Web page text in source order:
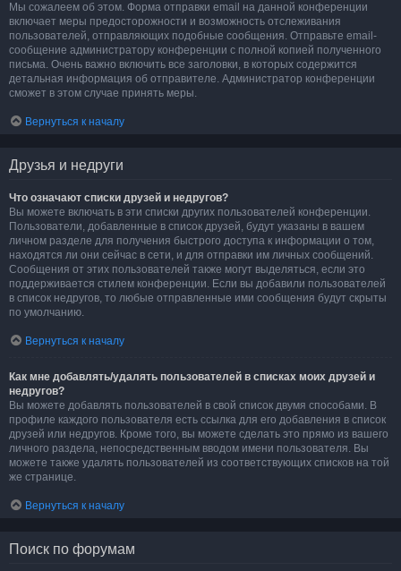
Мы сожалеем об этом. Форма отправки email на данной конференции
включает меры предосторожности и возможность отслеживания
пользователей, отправляющих подобные сообщения. Отправьте email-
сообщение администратору конференции с полной копией полученного
письма. Очень важно включить все заголовки, в которых содержится
детальная информация об отправителе. Администратор конференции
сможет в этом случае принять меры.
Вернуться к началу
Друзья и недруги
Что означают списки друзей и недругов?
Вы можете включать в эти списки других пользователей конференции.
Пользователи, добавленные в список друзей, будут указаны в вашем
личном разделе для получения быстрого доступа к информации о том,
находятся ли они сейчас в сети, и для отправки им личных сообщений.
Сообщения от этих пользователей также могут выделяться, если это
поддерживается стилем конференции. Если вы добавили пользователей
в список недругов, то любые отправленные ими сообщения будут скрыты
по умолчанию.
Вернуться к началу
Как мне добавлять/удалять пользователей в списках моих друзей и
недругов?
Вы можете добавлять пользователей в свой список двумя способами. В
профиле каждого пользователя есть ссылка для его добавления в список
друзей или недругов. Кроме того, вы можете сделать это прямо из вашего
личного раздела, непосредственным вводом имени пользователя. Вы
можете также удалять пользователей из соответствующих списков на той
же странице.
Вернуться к началу
Поиск по форумам